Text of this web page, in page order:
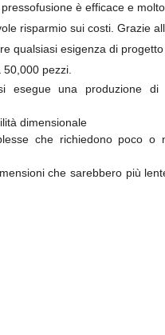
è efficace e molto
risparmio sui costi. Grazie
qualsiasi esigenza di
pezzi.
esegue una produzione di
dimensionale
che richiedono poco o
che sarebbero più